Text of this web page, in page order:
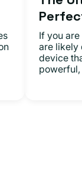
If you
are likely
device